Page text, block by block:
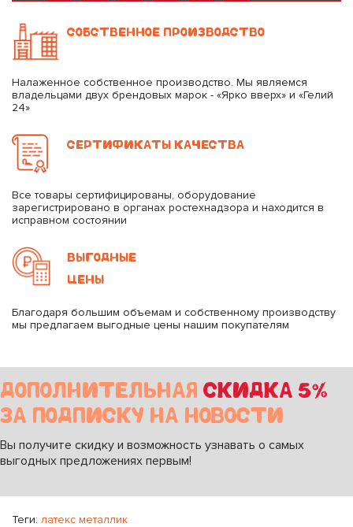
СОБСТВЕННОЕ ПРОИЗВОДСТВО
Налаженное собственное производство. Мы являемся
владельцами двух брендовых марок - «Ярко вверх» и «Гелий
24»
СЕРТИФИКАТЫ КАЧЕСТВА
Все товары сертифицированы, оборудование
зарегистрировано в органах ростехнадзора и находится в
исправном состоянии
ВЫГОДНЫЕ
ЦЕНЫ
Благодаря большим объемам и собственному производству
мы предлагаем выгодные цены нашим покупателям
ДОПОЛНИТЕЛЬНАЯ СКИДКА 5%
ЗА ПОДПИСКУ НА НОВОСТИ
Вы получите скидку и возможность узнавать о самых
выгодных предложениях первым!
Теги: латекс металлик